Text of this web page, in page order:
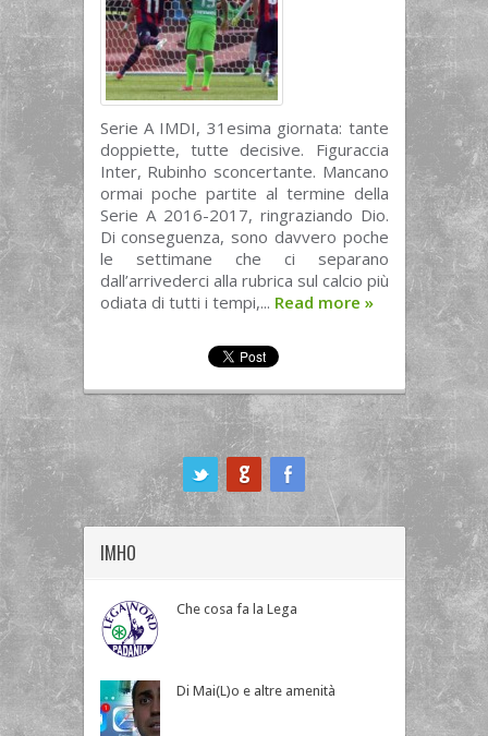
Serie A IMDI, 31esima giornata: tante
doppiette, tutte decisive. Figuraccia
Inter, Rubinho sconcertante. Mancano
ormai poche partite al termine della
Serie A 2016-2017, ringraziando Dio.
Di conseguenza, sono davvero poche
le settimane che ci separano
dall’arrivederci alla rubrica sul calcio più
odiata di tutti i tempi,... Read more »
IMHO
Che cosa fa la Lega
Di Mai(L)o e altre amenità